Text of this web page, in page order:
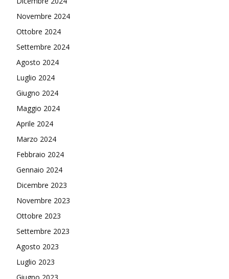
Novembre 2024
Ottobre 2024
Settembre 2024
Agosto 2024
Luglio 2024
Giugno 2024
Maggio 2024
Aprile 2024
Marzo 2024
Febbraio 2024
Gennaio 2024
Dicembre 2023
Novembre 2023
Ottobre 2023
Settembre 2023
Agosto 2023
Luglio 2023